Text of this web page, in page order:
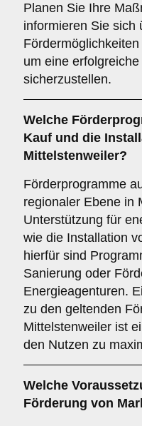
Planen Sie Ihre
informieren Sie sich
um eine
sicherzustellen.
Welche
Kauf und die
Mittelstenweiler?
Förderprogramme
regionaler Ebene in
Unterstützung für
wie die Installation
hierfür sind
Sanierung oder
Energieagenturen.
zu den geltenden
Mittelstenweiler ist
den Nutzen zu
Welche
Förderung von